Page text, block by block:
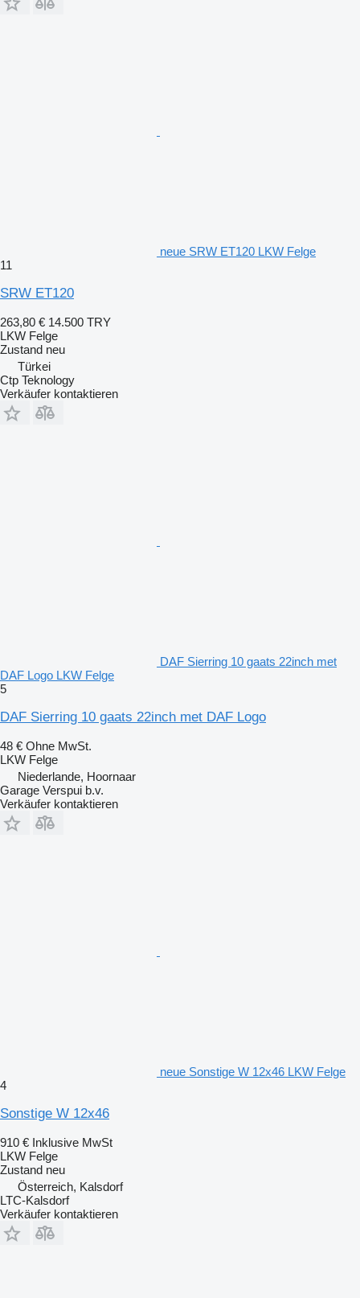
neue SRW ET120 LKW Felge
11
SRW ET120
263,80 € 14.500 TRY
LKW Felge
Zustand neu
Türkei
Ctp Teknology
Verkäufer kontaktieren
DAF Sierring 10 gaats 22inch met
DAF Logo LKW Felge
5
DAF Sierring 10 gaats 22inch met DAF Logo
48 € Ohne MwSt.
LKW Felge
Niederlande, Hoornaar
Garage Verspui b.v.
Verkäufer kontaktieren
neue Sonstige W 12x46 LKW Felge
4
Sonstige W 12x46
910 € Inklusive MwSt
LKW Felge
Zustand neu
Österreich, Kalsdorf
LTC-Kalsdorf
Verkäufer kontaktieren